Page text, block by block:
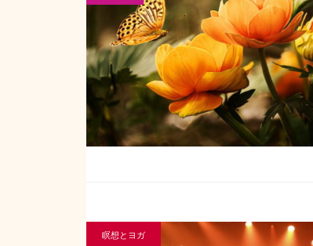
瞑想とヨガ